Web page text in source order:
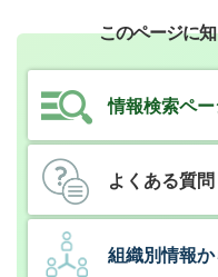
このページに
情報検索ペー
よくある質問
組織別情報